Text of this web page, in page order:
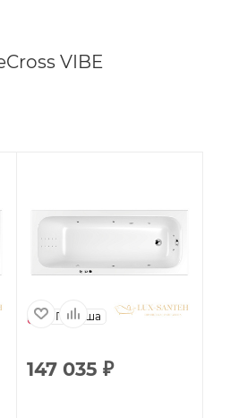
VIBE
Польша
147 035 ₽